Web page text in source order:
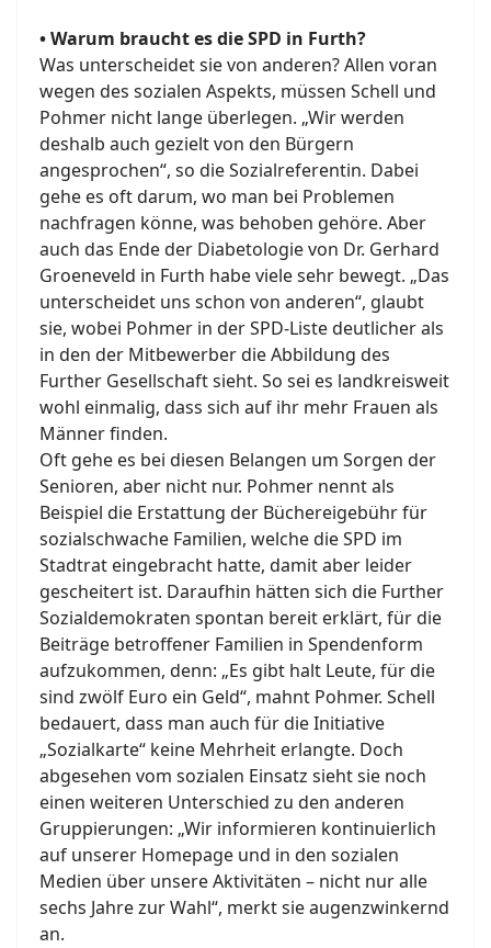
• Warum braucht es die SPD in Furth?
Was unterscheidet sie von anderen? Allen voran
wegen des sozialen Aspekts, müssen Schell und
Pohmer nicht lange überlegen. „Wir werden
deshalb auch gezielt von den Bürgern
angesprochen“, so die Sozialreferentin. Dabei
gehe es oft darum, wo man bei Problemen
nachfragen könne, was behoben gehöre. Aber
auch das Ende der Diabetologie von Dr. Gerhard
Groeneveld in Furth habe viele sehr bewegt. „Das
unterscheidet uns schon von anderen“, glaubt
sie, wobei Pohmer in der SPD-Liste deutlicher als
in den der Mitbewerber die Abbildung des
Further Gesellschaft sieht. So sei es landkreisweit
wohl einmalig, dass sich auf ihr mehr Frauen als
Männer finden.
Oft gehe es bei diesen Belangen um Sorgen der
Senioren, aber nicht nur. Pohmer nennt als
Beispiel die Erstattung der Büchereigebühr für
sozialschwache Familien, welche die SPD im
Stadtrat eingebracht hatte, damit aber leider
gescheitert ist. Daraufhin hätten sich die Further
Sozialdemokraten spontan bereit erklärt, für die
Beiträge betroffener Familien in Spendenform
aufzukommen, denn: „Es gibt halt Leute, für die
sind zwölf Euro ein Geld“, mahnt Pohmer. Schell
bedauert, dass man auch für die Initiative
„Sozialkarte“ keine Mehrheit erlangte. Doch
abgesehen vom sozialen Einsatz sieht sie noch
einen weiteren Unterschied zu den anderen
Gruppierungen: „Wir informieren kontinuierlich
auf unserer Homepage und in den sozialen
Medien über unsere Aktivitäten – nicht nur alle
sechs Jahre zur Wahl“, merkt sie augenzwinkernd
an.